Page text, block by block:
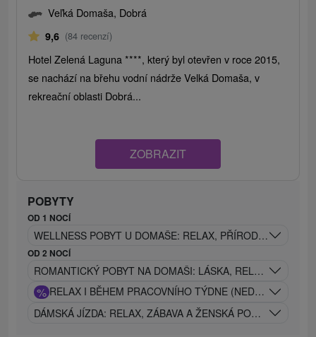
Veľká Domaša, Dobrá
9,6 (84 recenzí)
Hotel Zelená Laguna ****, který byl otevřen v roce 2015,
se nachází na břehu vodní nádrže Velká Domaša, v
rekreační oblasti Dobrá...
ZOBRAZIT
POBYTY
OD 1 NOCÍ
WELLNESS POBYT U DOMAŠE: RELAX, PŘÍRODA A
OD 2 NOCÍ
ROMANTICKÝ POBYT NA DOMAŠI: LÁSKA, RELAX A
% RELAX I BĚHEM PRACOVNÍHO TÝDNE (NEDĚLE -
DÁMSKÁ JÍZDA: RELAX, ZÁBAVA A ŽENSKÁ POHODA NA